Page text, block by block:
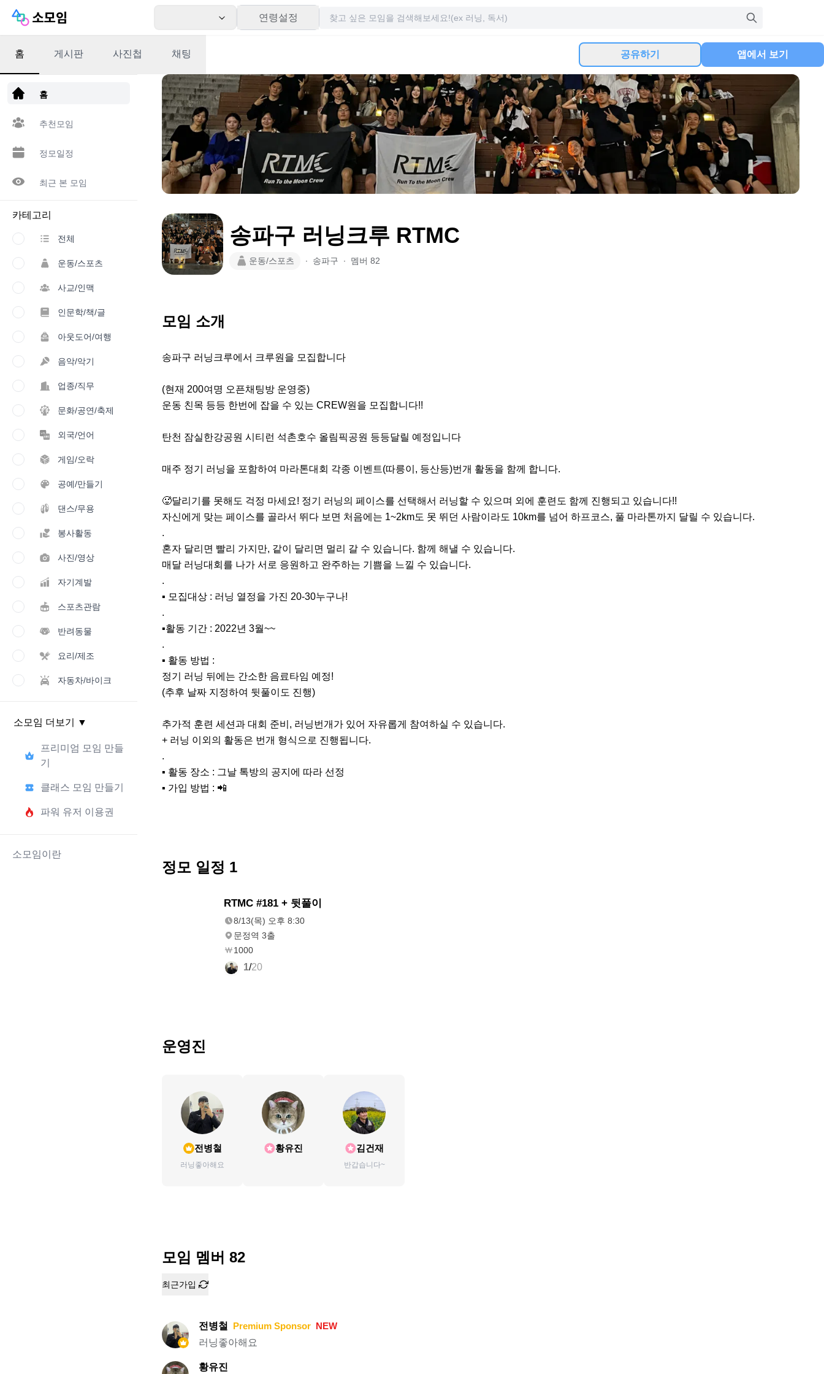
연령설정
앱 다운로드
홈
추천모임
정모일정
최근 본 모임
카테고리
전체
운동/스포츠
사교/인맥
인문학/책/글
아웃도어/여행
음악/악기
업종/직무
문화/공연/축제
외국/언어
게임/오락
공예/만들기
댄스/무용
봉사활동
사진/영상
자기계발
스포츠관람
반려동물
요리/제조
자동차/바이크
소모임 더보기 ▼
프리미엄 모임 만들
기
클래스 모임 만들기
파워 유저 이용권
소모임이란
홈 게시판 사진첩 채팅 공유하기 앱에서 보기
송파구 러닝크루 RTMC
운동/스포츠 ∙ 송파구 ∙ 멤버 82
모임 소개
송파구 러닝크루에서 크루원을 모집합니다
(현재 200여명 오픈채팅방 운영중)
운동 친목 등등 한번에 잡을 수 있는 CREW원을 모집합니다!!
탄천 잠실한강공원 시티런 석촌호수 올림픽공원 등등달릴 예정입니다
매주 정기 러닝을 포함하여 마라톤대회 각종 이벤트(따릉이, 등산등)번개 활동을 함께 합니다.
🥵달리기를 못해도 걱정 마세요! 정기 러닝의 페이스를 선택해서 러닝할 수 있으며 외에 훈련도 함께 진행되고 있습니다!!
자신에게 맞는 페이스를 골라서 뛰다 보면 처음에는 1~2km도 못 뛰던 사람이라도 10km를 넘어 하프코스, 풀 마라톤까지 달릴 수 있습니다.
.
혼자 달리면 빨리 가지만, 같이 달리면 멀리 갈 수 있습니다. 함께 해낼 수 있습니다.
매달 러닝대회를 나가 서로 응원하고 완주하는 기쁨을 느낄 수 있습니다.
.
▪ 모집대상 : 러닝 열정을 가진 20-30누구나!
.
▪활동 기간 : 2022년 3월~~
.
▪ 활동 방법 :
정기 러닝 뒤에는 간소한 음료타임 예정!
(추후 날짜 지정하여 뒷풀이도 진행)
추가적 훈련 세션과 대회 준비, 러닝번개가 있어 자유롭게 참여하실 수 있습니다.
+ 러닝 이외의 활동은 번개 형식으로 진행됩니다.
.
▪ 활동 장소 : 그날 톡방의 공지에 따라 선정
▪ 가입 방법 : 📲
정모 일정 1
RTMC #181 + 뒷풀이
8/13(목) 오후 8:30
문정역 3출
1000
1/20
운영진
전병철
러닝좋아해요
황유진 김건재
반갑습니다~
모임 멤버 82
최근가입
전병철 Premium Sponsor NEW
러닝좋아해요
황유진